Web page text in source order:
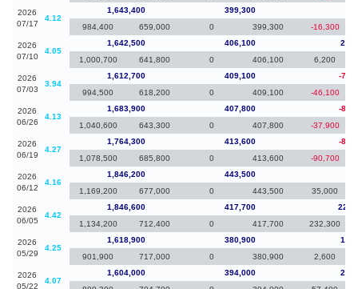
2026
07/17
4.12
1,643,400 399,300
984,400
659,000 0 399,300 -16,300
2026
07/10
4.05
1,642,500 406,100
1,000,700
641,800 0 406,100 6,200
2026
07/03
3.94
1,612,700 409,100
-
994,500
618,200 0 409,100 -46,100
2026
06/26
4.13
1,683,900 407,800
-
1,040,600
643,300 0 407,800 -37,900
2026
06/19
4.27
1,764,300 413,600
-
1,078,500
685,800 0 413,600 -90,700
2026
06/12
4.16
1,846,200 443,500
1,169,200
677,000 0 443,500 35,000
2026
06/05
4.42
1,846,600 417,700
1,134,200
712,400 0 417,700 232,300
2026
05/29
4.25
1,618,900 380,900
901,900
717,000 0 380,900 2,600
2026
05/22
4.07
1,604,000 394,000